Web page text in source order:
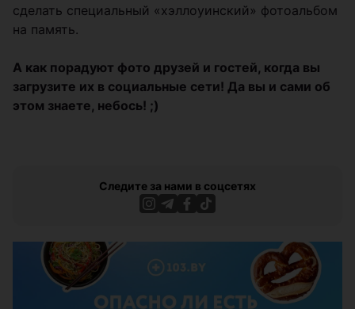
сделать специальный «хэллоуинский» фотоальбом
на память.
А как порадуют фото друзей и гостей, когда вы
загрузите их в социальные сети! Да вы и сами об
этом знаете, небось! ;)
Следите за нами в соцсетях